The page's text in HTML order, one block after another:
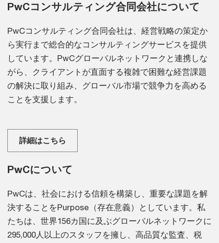
PwCコンサルティング合同会社について
PwCコンサルティング合同会社は、経営戦略の策定か
ら実行まで総合的なコンサルティングサービスを提供
しています。PwCグローバルネットワークと連携しな
がら、クライアントが直面する複雑で困難な経営課題
の解決に取り組み、グローバル市場で競争力を高める
ことを支援します。
詳細はこちら
PwCについて
PwCは、社会における信頼を構築し、重要な課題を解
決することをPurpose（存在意義）としています。私
たちは、世界156カ国に及ぶグローバルネットワークに
295,000人以上のスタッフを擁し、高品質な監査、税